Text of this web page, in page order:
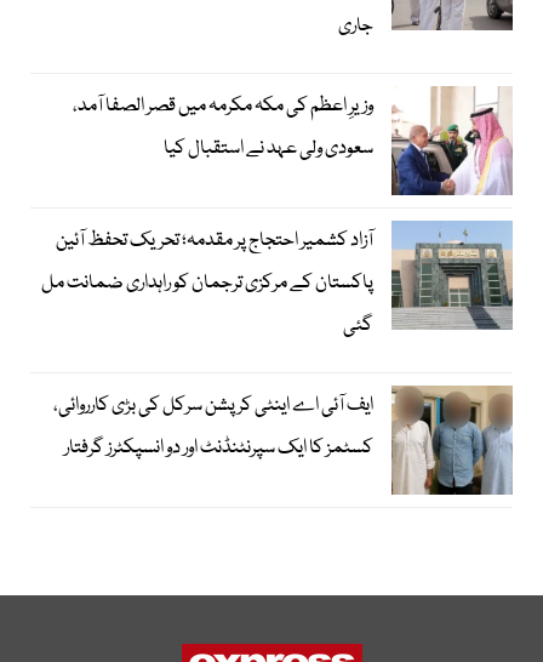
جاری
وزیرِ اعظم کی مکہ مکرمہ میں قصر الصفا آمد،
سعودی ولی عہد نے استقبال کیا
آزاد کشمیر احتجاج پر مقدمہ؛ تحریک تحفظ آئین
پاکستان کے مرکزی ترجمان کو راہداری ضمانت مل
گئی
ایف آئی اے اینٹی کرپشن سرکل کی بڑی کارروائی،
کسٹمز کا ایک سپرنٹنڈنٹ اور دو انسپکٹرز گرفتار